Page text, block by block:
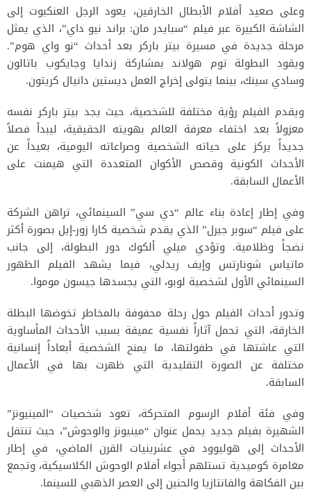
وعلى صعيد أفلام الأبطال الخارقين، يعود الرجل العنكبوت إلى
الشاشة الكبيرة عبر فيلم “سبايدر مان: براند نيو داي”، الذي يمثل
مرحلة جديدة في مسيرة بيتر باركر بعد أحداث “نو واي هوم”.
ويقود البطولة توم هولاند بمشاركة زندايا وجايكوب باتالون
وسادي سينك، بينما يتولى إخراج العمل ديستين دانيال كريتون.
ويقدم الفيلم رؤية مختلفة للشخصية، حيث يجد بيتر باركر نفسه
معزولاً بعد اختفاء معرفة العالم بهويته الحقيقية، ليبدأ فصلاً
جديداً يركز على حياته الشخصية وصراعاته اليومية، بعيداً عن
الأحداث الكونية وقصص الأكوان المتعددة التي هيمنت على
الأعمال السابقة.
وفي إطار إعادة بناء عالم “دي سي” السينمائي، تراهن الشركة
على فيلم “سوبر جيرل” الذي يقدم شخصية كارا زور-إيل بصورة أكثر
نضجاً وظلامية. وتؤدي ميلي ألكوك دور البطولة، إلى جانب
ماتياس شونارتس وإيف ريدلي، فيما يشهد الفيلم الظهور
السينمائي الأول لشخصية لوبو، التي يجسدها جيسون موموا.
وتدور أحداث الفيلم حول رحلة محفوفة بالمخاطر تخوضها البطلة
الخارقة، التي تحمل آثاراً نفسية عميقة بسبب الأحداث المأساوية
التي عاشتها في طفولتها، ما يمنح الشخصية أبعاداً إنسانية
مختلفة عن الصورة التقليدية التي ظهرت بها في الأعمال
السابقة.
وفي فئة أفلام الرسوم المتحركة، تعود شخصيات “المينيونز”
الشهيرة بفيلم جديد يحمل عنوان “مينيونز والوحوش”، حيث تنتقل
الأحداث إلى هوليوود في عشرينيات القرن الماضي، في إطار
مغامرة كوميدية تستلهم أجواء أفلام الوحوش الكلاسيكية، وتجمع
بين الفكاهة والفانتازيا والحنين إلى العصر الذهبي للسينما.